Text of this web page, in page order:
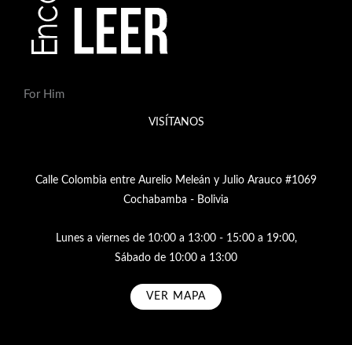
For Him
VISÍTANOS
Calle Colombia entre Aurelio Meleán y Julio Arauco #1069
Cochabamba - Bolivia
Lunes a viernes de 10:00 a 13:00 - 15:00 a 19:00,
Sábado de 10:00 a 13:00
VER MAPA